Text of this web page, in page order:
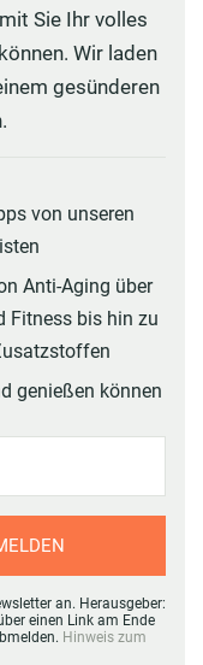
Sie Ihr volles
Wir laden
gesünderen
von unseren
Anti-Aging über
Fitness bis hin zu
genießen können
an. Herausgeber:
einen Link am Ende
Hinweis zum